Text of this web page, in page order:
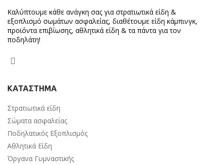
Καλύπτουμε κάθε ανάγκη σας για στρατιωτικά είδη &
εξοπλισμό σωμάτων ασφαλείας, διαθέτουμε είδη κάμπινγκ,
προϊόντα επιβίωσης, αθλητικά είδη & τα πάντα για τον
ποδηλάτη!
ΚΑΤΑΣΤΗΜΑ
Στρατιωτικά είδη
Σώματα ασφαλείας
Ποδηλατικός Εξοπλισμός
Αθλητικά Είδη
Όργανα Γυμναστικής